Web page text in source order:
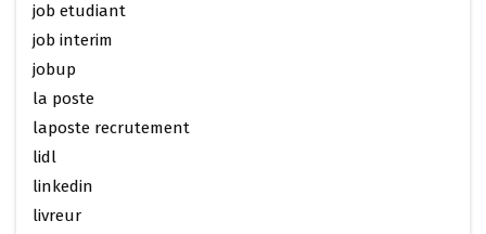
job etudiant
job interim
jobup
la poste
laposte recrutement
lidl
linkedin
livreur